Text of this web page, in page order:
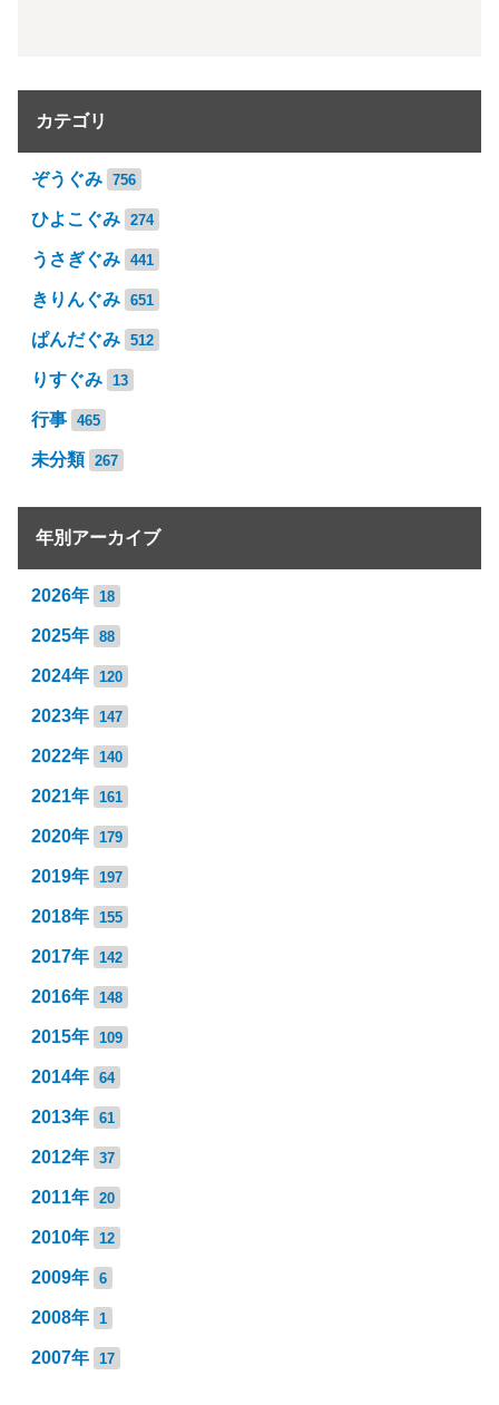
カテゴリ
ぞうぐみ 756
ひよこぐみ 274
うさぎぐみ 441
きりんぐみ 651
ぱんだぐみ 512
りすぐみ 13
行事 465
未分類 267
年別アーカイブ
2026年 18
2025年 88
2024年 120
2023年 147
2022年 140
2021年 161
2020年 179
2019年 197
2018年 155
2017年 142
2016年 148
2015年 109
2014年 64
2013年 61
2012年 37
2011年 20
2010年 12
2009年 6
2008年 1
2007年 17